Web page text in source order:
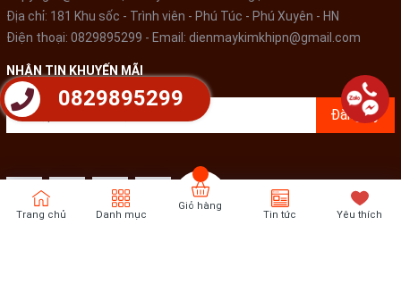
Địa chỉ: 181 Khu sốc - Trình viên - Phú Túc - Phú Xuyên - HN
Điện thoại: 0829895299 - Email: dienmaykimkhipn@gmail.com
NHẬN TIN KHUYẾN MÃI
Đăng ký
Trang chủ Danh mục
Giỏ hàng
Tin tức Yêu thích
0829895299